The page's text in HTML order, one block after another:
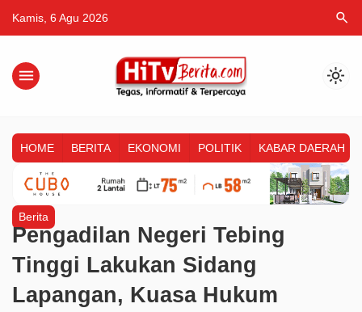
Kamis, 6 Agu 2026 search
menu light_mode
HOME BERITA EKONOMI POLITIK KABAR DAERAH
Berita
Pengadilan Negeri Tebing
Tinggi Lakukan Sidang
Lapangan, Kuasa Hukum